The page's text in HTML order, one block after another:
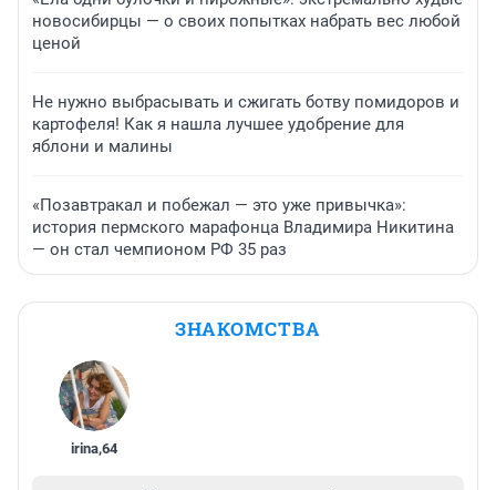
новосибирцы — о своих попытках набрать вес любой
ценой
Не нужно выбрасывать и сжигать ботву помидоров и
картофеля! Как я нашла лучшее удобрение для
яблони и малины
«Позавтракал и побежал — это уже привычка»:
история пермского марафонца Владимира Никитина
— он стал чемпионом РФ 35 раз
ЗНАКОМСТВА
irina,64